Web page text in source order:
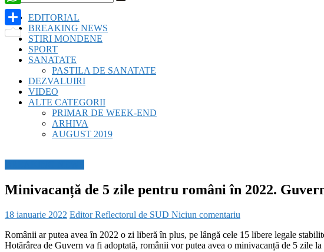
Reflectorul
de
Sud
EDITORIAL
BREAKING NEWS
STIRI MONDENE
SPORT
SANATATE
PASTILA DE SANATATE
DEZVALUIRI
VIDEO
ALTE CATEGORII
PRIMAR DE WEEK-END
ARHIVA
AUGUST 2019
Minivacanță de 5 zile pentru români în 2022.
18 ianuarie 2022 Editor Reflectorul de SUD Niciun comentariu
Românii ar putea avea în 2022 o zi liberă în plus, pe lângă cele 15 libere legale
Hotărârea de Guvern va fi adoptată, românii vor putea avea o minivacanță de 5 zile
WhatsApp
Partajează